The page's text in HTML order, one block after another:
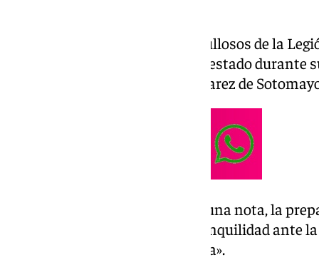
«En España todos estamos orgullosos de la
empatía envidiables», ha manifestado durante
en la base ‘Álvarez de
Según ha trasladado Robles en una nota, la
legionarios «es una señal de tranquilidad ante
mundo, con la guerra de Ucrania».